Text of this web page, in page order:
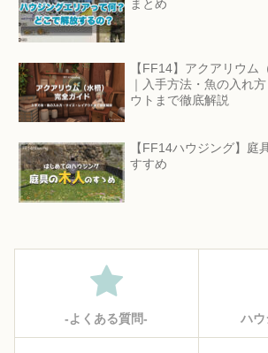
まとめ
【FF14】アクアリウム
｜入手方法・魚の入れ
ウトまで徹底解説
【FF14ハウジング】庭
すすめ
‐よくある質問‐ ハウ